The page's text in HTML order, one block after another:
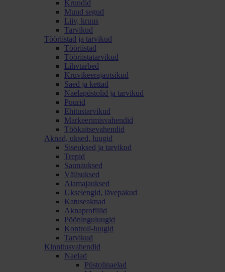
Krundid
Muud segud
Liiv, kruus
Tarvikud
Tööriistad ja tarvikud
Tööriistad
Tööriistatarvikud
Lihvtarbed
Kruvikeerajaotsikud
Saed ja kettad
Naelapüstolid ja tarvikud
Puurid
Ehitustarvikud
Markeerimisvahendid
Töökaitsevahendid
Aknad, uksed, luugid
Siseuksed ja tarvikud
Trepid
Saunauksed
Välisuksed
Aiamajauksed
Ukselengid, lävepakud
Katuseaknad
Aknaprofiilid
Pööninguluugid
Kontroll-luugid
Tarvikud
Kinnitusvahendid
Naelad
Püstolinaelad